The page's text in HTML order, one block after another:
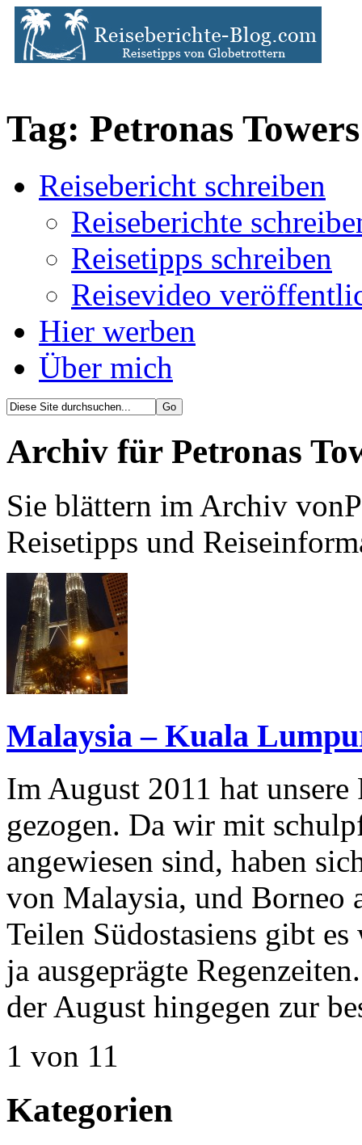
Tag: Petronas Towers
Reisebericht schreiben
Reiseberichte
Reisetipps schreiben
Reisevideo
Hier werben
Über mich
Archiv für Petronas
Sie blättern im Archiv
Reisetipps und
Malaysia – Kuala
Im August 2011 hat
gezogen. Da wir mit
angewiesen sind, haben
von Malaysia, und Borneo
Teilen Südostasiens gibt
ja ausgeprägte
der August hingegen zur
1 von 11
Kategorien